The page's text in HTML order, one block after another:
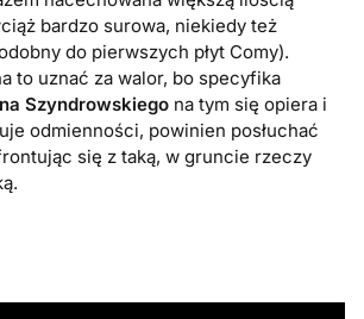
bardzo surowa, niekiedy też
do pierwszych płyt Comy).
to uznać za walor, bo specyfika
Szyndrowskiego na tym się opiera i
odmienności, powinien posłuchać
się z taką, w gruncie rzeczy